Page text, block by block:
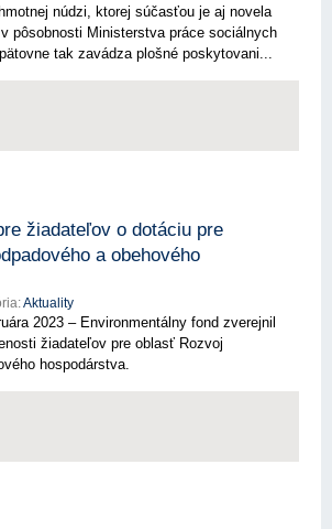
núdzi, ktorej súčasťou je aj novela
pôsobnosti Ministerstva práce sociálnych
tak zavádza plošné poskytovani...
žiadateľov o dotáciu pre
a obehového
Aktuality
2023 – Environmentálny fond zverejnil
žiadateľov pre oblasť Rozvoj
hospodárstva.